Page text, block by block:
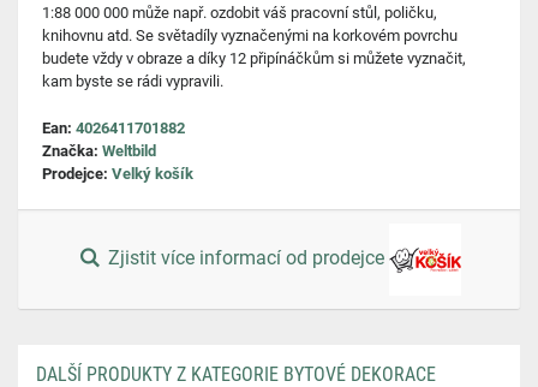
1:88 000 000 může např. ozdobit váš pracovní stůl, poličku,
knihovnu atd. Se světadíly vyznačenými na korkovém povrchu
budete vždy v obraze a díky 12 připínáčkům si můžete vyznačit,
kam byste se rádi vypravili.
Ean: 4026411701882
Značka: Weltbild
Prodejce: Velký košík
Zjistit více informací od prodejce
DALŠÍ PRODUKTY Z KATEGORIE BYTOVÉ DEKORACE